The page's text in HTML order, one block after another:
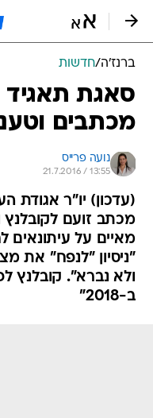
ברנז'ה/חדשות
סאגת תאגיד
מכתבים
נועה פרייס
21.7.2016 / 13:55
(עדכון) יו"ר אגודת
מכתב זועם לקובלנץ
"ניסיון "לנפח" את
ולא נברא". קובלנץ
ב-2018"